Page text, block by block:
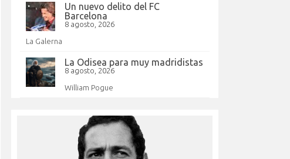
Un nuevo delito del FC
Barcelona
8 agosto, 2026
La Galerna
La Odisea para muy madridistas
8 agosto, 2026
William Pogue